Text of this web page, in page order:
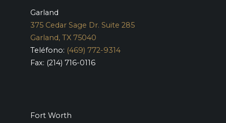
Garland
375 Cedar Sage Dr. Suite 285
Garland, TX 75040
Teléfono: (469) 772-9314
Fax: (214) 716-0116
Fort Worth